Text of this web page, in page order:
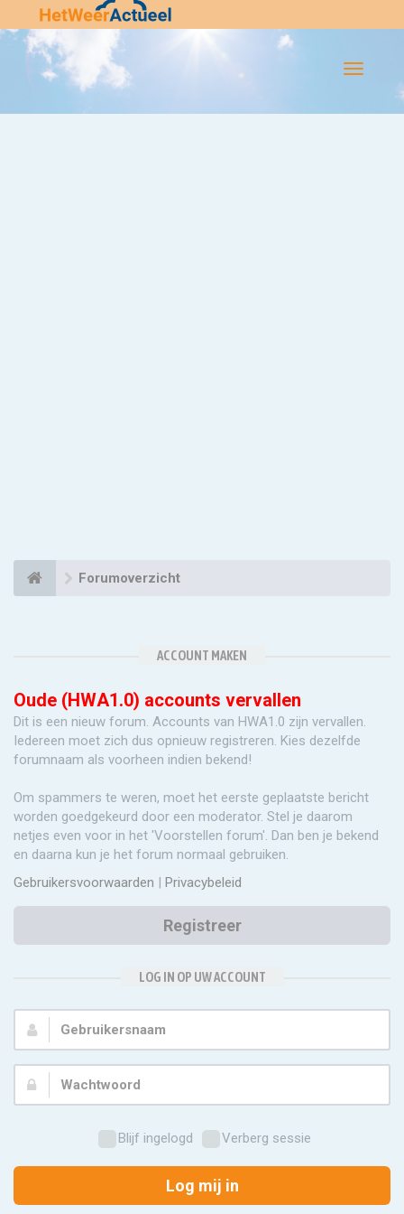
Flip-
Forumoverzicht
ACCOUNT MAKEN
Oude (HWA1.0) accounts vervallen
Dit is een nieuw forum. Accounts van HWA1.0 zijn vervallen.
Iedereen moet zich dus opnieuw registreren. Kies dezelfde
forumnaam als voorheen indien bekend!
Om spammers te weren, moet het eerste geplaatste bericht
worden goedgekeurd door een moderator. Stel je daarom
netjes even voor in het 'Voorstellen forum'. Dan ben je bekend
en daarna kun je het forum normaal gebruiken.
Gebruikersvoorwaarden | Privacybeleid
Registreer
LOG IN OP UW ACCOUNT
Gebruikersnaam:
Wachtwoord:
Blijf ingelogd Verberg sessie
Log mij in